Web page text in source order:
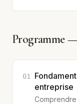
Programme —
01
entreprise